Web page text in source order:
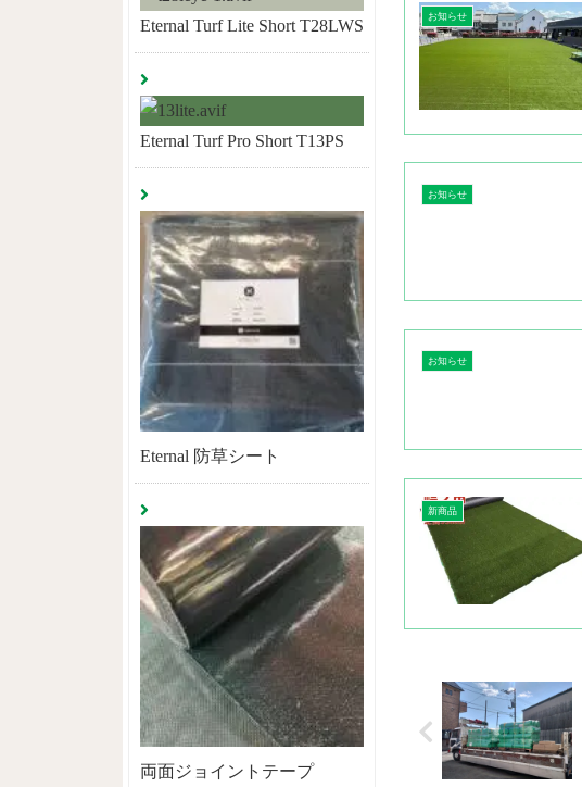
お知らせ
お知らせ
お知らせ
新商品
Eternal Turf Lite Short T28LWS
Eternal Turf Pro Short T13PS
Eternal 防草シート
両面ジョイントテープ